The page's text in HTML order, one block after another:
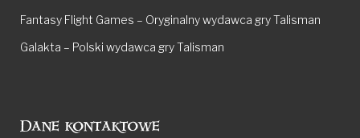
Fantasy Flight Games – Oryginalny wydawca gry Talisman
Galakta – Polski wydawca gry Talisman
Dane kontaktowe